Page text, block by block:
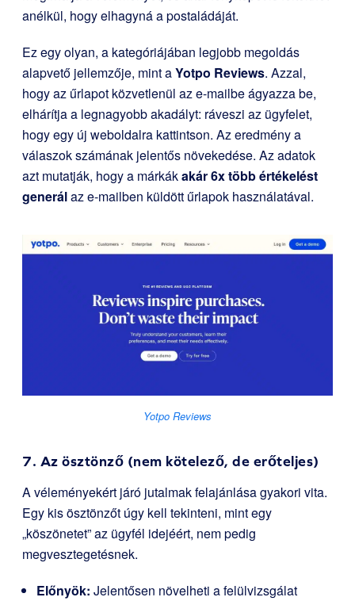
anélkül, hogy elhagyná a postaládáját.
Ez egy olyan, a kategóriájában legjobb megoldás
alapvető jellemzője, mint aYotpo Reviews. Azzal,
hogy az űrlapot közvetlenül az e-mailbe ágyazza be,
elhárítja a legnagyobb akadályt: ráveszi az ügyfelet,
hogy egy új weboldalra kattintson. Az eredmény a
válaszok számának jelentős növekedése. Az adatok
azt mutatják, hogy a márkákakár 6x több értékelést
generálaz e-mailben küldött űrlapok használatával.
Yotpo Reviews
7. Az ösztönző (nem kötelező, de erőteljes)
A véleményekért járó jutalmak felajánlása gyakori vita.
Egy kis ösztönzőt úgy kell tekinteni, mint egy
„köszönetet” az ügyfél idejéért, nem pedig
megvesztegetésnek.
Előnyök: Jelentősen növelheti a felülvizsgálat